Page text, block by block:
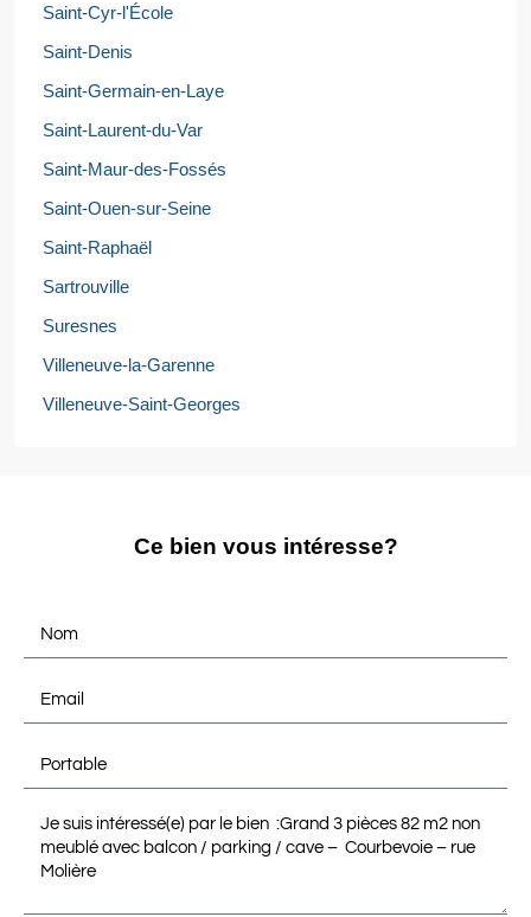
Saint-Cyr-l'École
Saint-Denis
Saint-Germain-en-Laye
Saint-Laurent-du-Var
Saint-Maur-des-Fossés
Saint-Ouen-sur-Seine
Saint-Raphaël
Sartrouville
Suresnes
Villeneuve-la-Garenne
Villeneuve-Saint-Georges
Ce bien vous intéresse?